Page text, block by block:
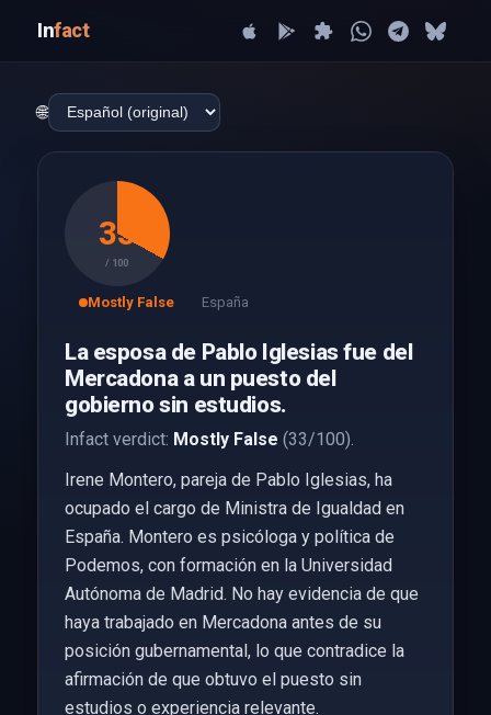
Infact
🌐
33
/ 100
Mostly False España
La esposa de Pablo Iglesias fue del
Mercadona a un puesto del
gobierno sin estudios.
Infact verdict: Mostly False (33/100).
Irene Montero, pareja de Pablo Iglesias, ha
ocupado el cargo de Ministra de Igualdad en
España. Montero es psicóloga y política de
Podemos, con formación en la Universidad
Autónoma de Madrid. No hay evidencia de que
haya trabajado en Mercadona antes de su
posición gubernamental, lo que contradice la
afirmación de que obtuvo el puesto sin
estudios o experiencia relevante.